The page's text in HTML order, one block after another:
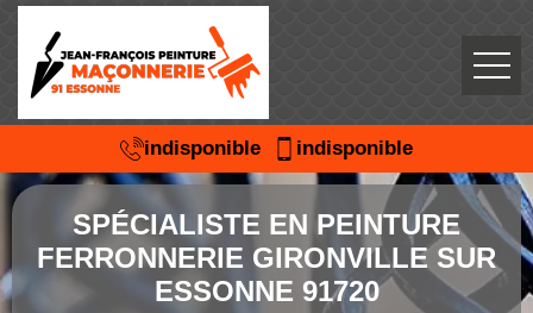
indisponible indisponible
SPÉCIALISTE EN PEINTURE
FERRONNERIE GIRONVILLE SUR
ESSONNE 91720